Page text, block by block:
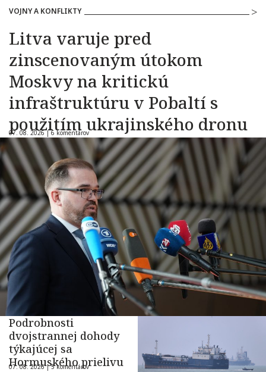
VOJNY A KONFLIKTY
Litva varuje pred
zinscenovaným útokom
Moskvy na kritickú
infraštruktúru v Pobaltí s
použitím ukrajinského dronu
07. 08. 2026 |6 komentárov
Podrobnosti
dvojstrannej dohody
týkajúcej sa
Hormuského prielivu
07. 08. 2026 |5 komentárov